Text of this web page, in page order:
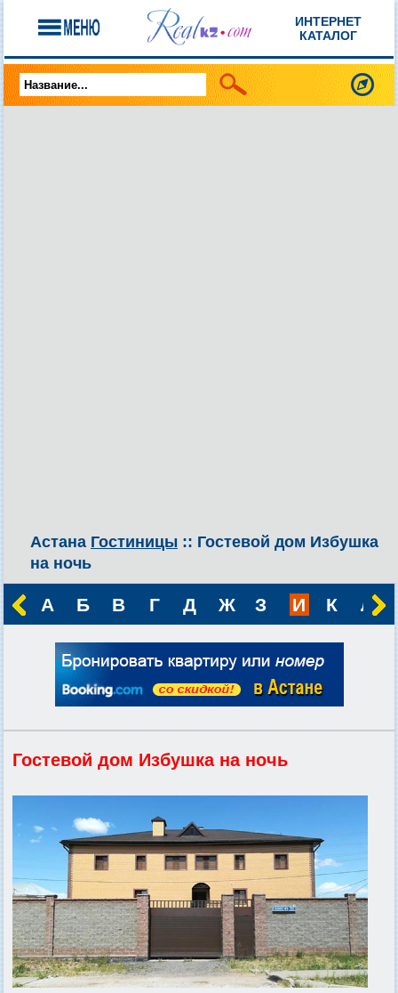
ИНТЕРНЕТ
КАТАЛОГ
Астана Гостиницы :: Гостевой дом Избушка
на ночь
А Б В Г Д Ж З И К Л
Гостевой дом Избушка на ночь